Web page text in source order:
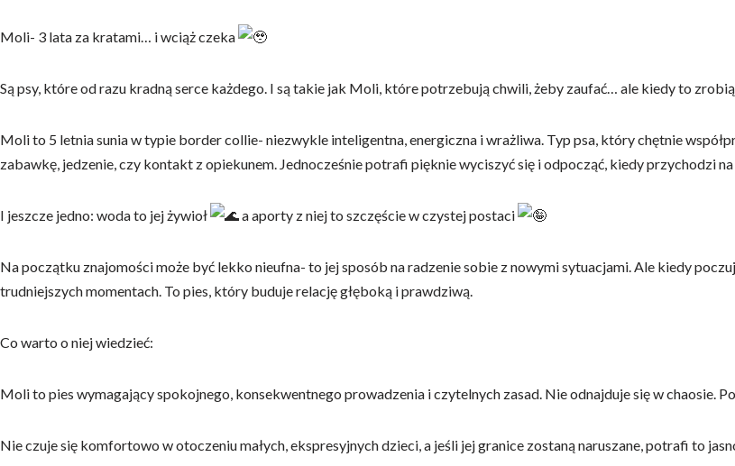
Moli- 3 lata za kratami… i wciąż czeka
Są psy, które od razu kradną serce każdego. I są takie jak Moli, które potrzebują chwili, żeby zaufać… ale kiedy to
Moli to 5 letnia sunia w typie border collie- niezwykle inteligentna, energiczna i wrażliwa. Typ psa, który chętnie
zabawkę, jedzenie, czy kontakt z opiekunem. Jednocześnie potrafi pięknie wyciszyć się i odpocząć, kiedy przychodzi
I jeszcze jedno: woda to jej żywioł a aporty z niej to szczęście w czystej postaci
Na początku znajomości może być lekko nieufna- to jej sposób na radzenie sobie z nowymi sytuacjami. Ale kiedy
trudniejszych momentach. To pies, który buduje relację głęboką i prawdziwą.
Co warto o niej wiedzieć:
Moli to pies wymagający spokojnego, konsekwentnego prowadzenia i czytelnych zasad. Nie odnajduje się w chaosie.
Nie czuje się komfortowo w otoczeniu małych, ekspresyjnych dzieci, a jeśli jej granice zostaną naruszane, potrafi to